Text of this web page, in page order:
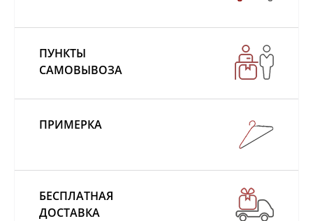
ПУНКТЫ
САМОВЫВОЗА
ПРИМЕРКА
БЕСПЛАТНАЯ
ДОСТАВКА